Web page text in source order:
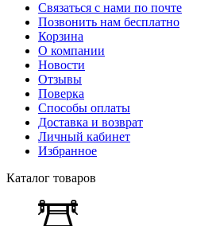
Связаться с нами по почте
Позвонить нам бесплатно
Корзина
О компании
Новости
Отзывы
Поверка
Способы оплаты
Доставка и возврат
Личный кабинет
Избранное
Каталог товаров